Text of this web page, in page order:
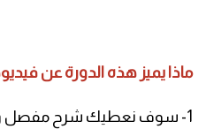
ماذا يميز هذه الدورة عن